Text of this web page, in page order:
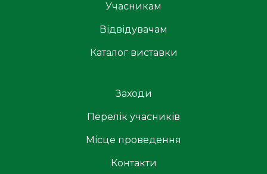
Учасникам
Відвідувачам
Каталог виставки
Заходи
Перелік учасників
Місце проведення
Контакти